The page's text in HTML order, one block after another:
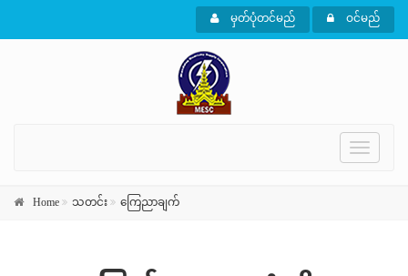
မှတ်ပုံတင်မည် ဝင်မည်
Toggle
Home သတင်း ကြေညာချက်